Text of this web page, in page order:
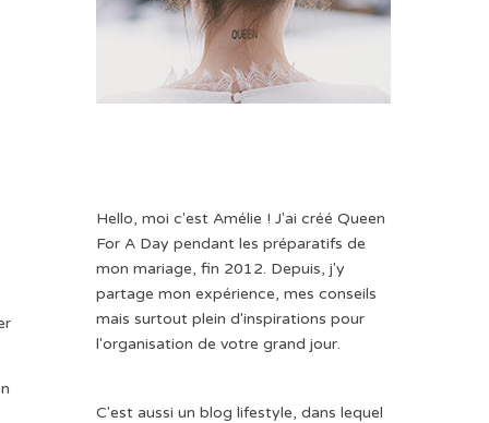
Hello, moi c'est Amélie ! J'ai créé Queen
For A Day pendant les préparatifs de
mon mariage, fin 2012. Depuis, j'y
partage mon expérience, mes conseils
mais surtout plein d'inspirations pour
l'organisation de votre grand jour.
C'est aussi un blog lifestyle, dans lequel